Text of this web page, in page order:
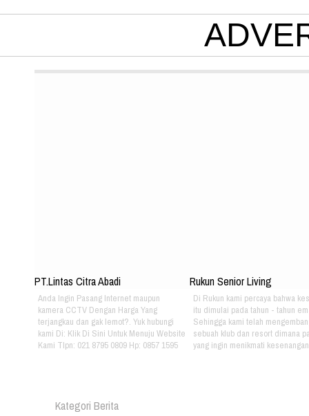
PT.Lintas Citra Abadi
Anda Ingin Pasang Internet maupun
kamera CCTV Dengan Harga Yang
terjangkau dan gak lemot?. Yuk hubungi
kami Di: Klik Di Sini Untuk Menuju Website
Kami Tlpn: 021 8795 0809 Hp: 0857 1595
Rukun Senior Living
Di Rukun kami percaya bahwa
itu dimulai pada tahun - tahun
Sehingga kami telah
sebuah klub dan resort dimana
yang ingin menikmati
Kategori Berita